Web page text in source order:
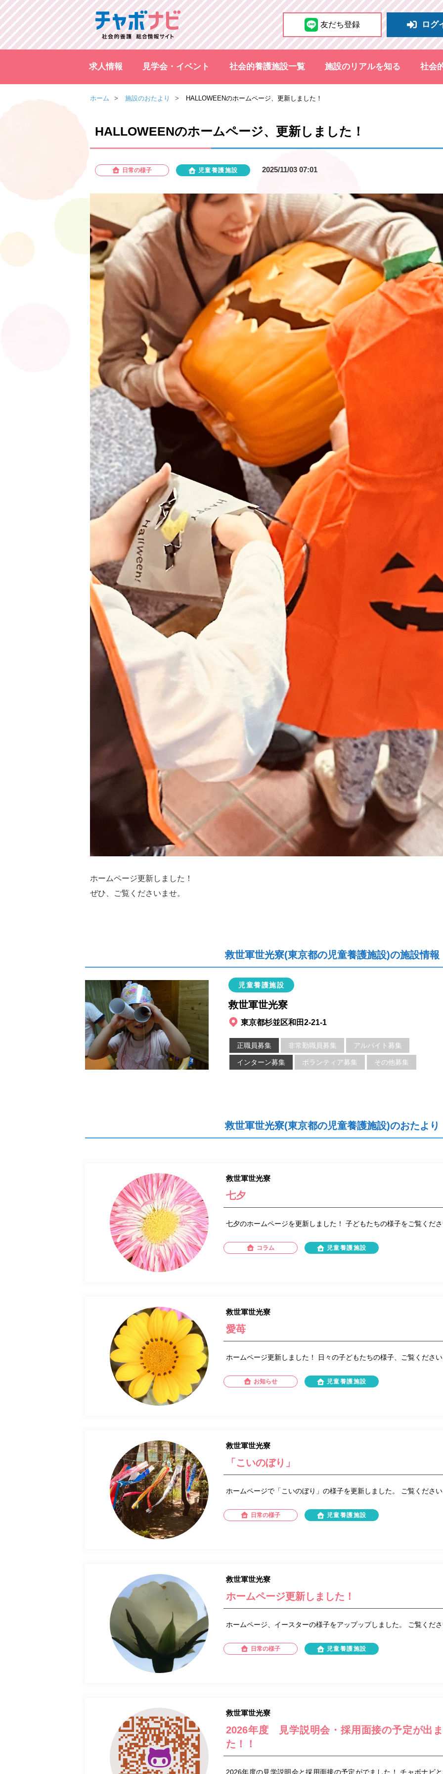
友だち登録 ログ
求人情報 見学会・イベント 社会的養護施設一覧 施設のリアルを知る 社会
ホーム 施設のおたより HALLOWEENのホームページ、更新しました！
HALLOWEENのホームページ、更新しました！
日常の様子 児童養護施設 2025/11/03 07:01
ホームページ更新しました！
ぜひ、ご覧くださいませ。
救世軍世光寮(東京都の児童養護施設)の施設情報
児童養護施設
救世軍世光寮
東京都杉並区和田2-21-1
正職員募集 非常勤職員募集 アルバイト募集
インターン募集 ボランティア募集 その他募集
救世軍世光寮(東京都の児童養護施設)のおたより
救世軍世光寮
七夕
七夕のホームページを更新しました！ 子どもたちの様子をご覧くださ
コラム 児童養護施設
救世軍世光寮
愛苺
ホームページ更新しました！ 日々の子どもたちの様子、ご覧ください
お知らせ 児童養護施設
救世軍世光寮
「こいのぼり」
ホームページで「こいのぼり」の様子を更新しました。 ご覧ください
日常の様子 児童養護施設
救世軍世光寮
ホームページ更新しました！
ホームページ、イースターの様子をアップップしました。 ご覧くださ
日常の様子 児童養護施設
救世軍世光寮
2026年度 見学説明会・採用面接の予定が出
た！！
2026年度の見学説明会と採用面接の予定がでました！ チャボナビ